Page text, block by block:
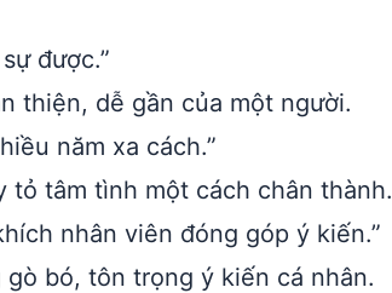
được.”
thiện, dễ gần của một người.
năm xa cách.”
tâm tình một cách chân thành.
nhân viên đóng góp ý kiến.”
bó, tôn trọng ý kiến cá nhân.